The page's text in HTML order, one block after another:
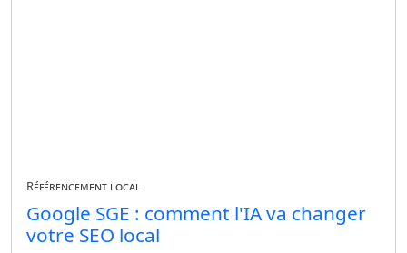
Référencement local
Google SGE : comment l'IA va changer
votre SEO local